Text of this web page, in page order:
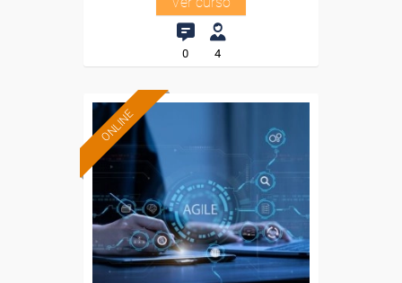
0 4
ONLINE
Formación 100%
subvencionada.
Para desempleados,
trabajadores y autónomos.
Sector
-Administración.